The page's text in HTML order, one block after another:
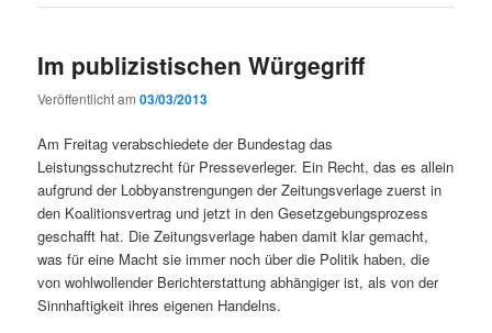
Im publizistischen Würgegriff
Veröffentlicht am03/03/2013
Am Freitag verabschiedete der Bundestag das
Leistungsschutzrecht für Presseverleger. Ein Recht, das es allein
aufgrund der Lobbyanstrengungen der Zeitungsverlage zuerst in
den Koalitionsvertrag und jetzt in den Gesetzgebungsprozess
geschafft hat. Die Zeitungsverlage haben damit klar gemacht,
was für eine Macht sie immer noch über die Politik haben, die
von wohlwollender Berichterstattung abhängiger ist, als von der
Sinnhaftigkeit ihres eigenen Handelns.